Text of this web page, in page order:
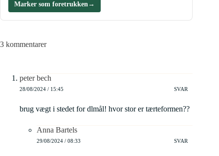
Marker som foretrukken→
3 kommentarer
peter bech
28/08/2024 / 15:45 SVAR
brug vægt i stedet for dlmål! hvor stor er tærteformen??
Anna Bartels
29/08/2024 / 08:33 SVAR